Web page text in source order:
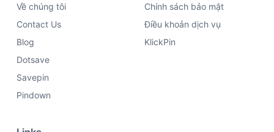
Về chúng tôi
Contact Us
Blog
Dotsave
Savepin
Pindown
Chính sách bảo mật
Điều khoản dịch vụ
KlickPin